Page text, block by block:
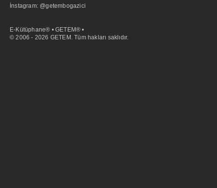
İnstagram: @getembogazici
E-Kütüphane® • GETEM® •
© 2006 - 2026 GETEM. Tüm hakları saklıdır.